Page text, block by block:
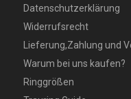
Datenschutzerklärung
Widerrufsrecht
Lieferung,Zahlung und
Warum bei uns kaufen?
Ringgrößen